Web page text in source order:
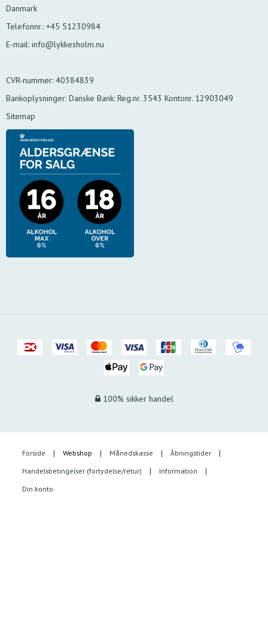
Danmark
Telefonnr.: +45 51230984
E-mail: info@lykkesholm.nu
CVR-nummer: 40384839
Bankoplysninger: Danske Bank: Reg.nr. 3543 Kontonr. 12903049
Sitemap
100% sikker handel
Forside Webshop Månedskasse Åbningstider
Handelsbetingelser (fortydelse/retur) Information
Din konto